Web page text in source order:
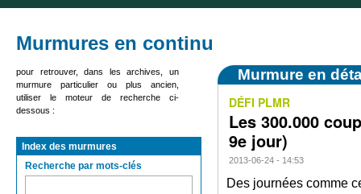
Murmures en continu
pour retrouver, dans les archives, un
murmure particulier ou plus ancien,
utiliser le moteur de recherche ci-
dessous :
Index des murmures
Recherche par mots-clés
Murmure en
DÉFI PLMR
Les 300.000
9e jour)
2013-06-24 - 14:53
Des journées comme